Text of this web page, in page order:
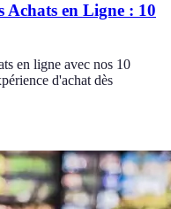
Achats en Ligne : 10
en ligne avec nos 10
d'achat dès